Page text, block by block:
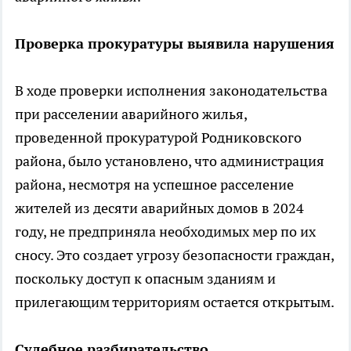
Проверка прокуратуры выявила нарушения
В ходе проверки исполнения законодательства
при расселении аварийного жилья,
проведенной прокуратурой Родниковского
района, было установлено, что администрация
района, несмотря на успешное расселение
жителей из десяти аварийных домов в 2024
году, не предприняла необходимых мер по их
сносу. Это создает угрозу безопасности граждан,
поскольку доступ к опасным зданиям и
прилегающим территориям остается открытым.